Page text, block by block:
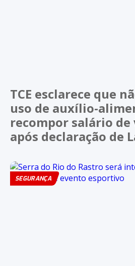
TCE esclarece que
uso de auxílio-
recompor salário de
após declaração de
SEGURANÇA